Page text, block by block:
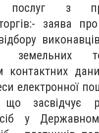
послуг з
заява
земельних
контактних
електронної
що засвідчує
у